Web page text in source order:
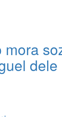
mora